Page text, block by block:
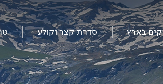
בארץ סדרת קצר וקולע